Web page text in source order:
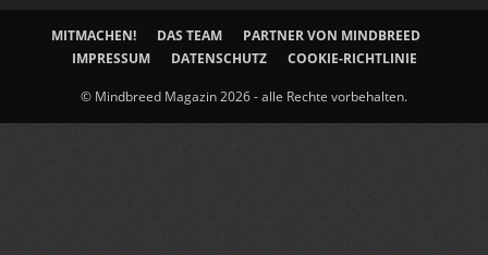
MITMACHEN! DAS TEAM
PARTNER VON MINDBREED
IMPRESSUM
DATENSCHUTZ COOKIE-RICHTLINIE
© Mindbreed Magazin 2026 - alle Rechte vorbehalten.